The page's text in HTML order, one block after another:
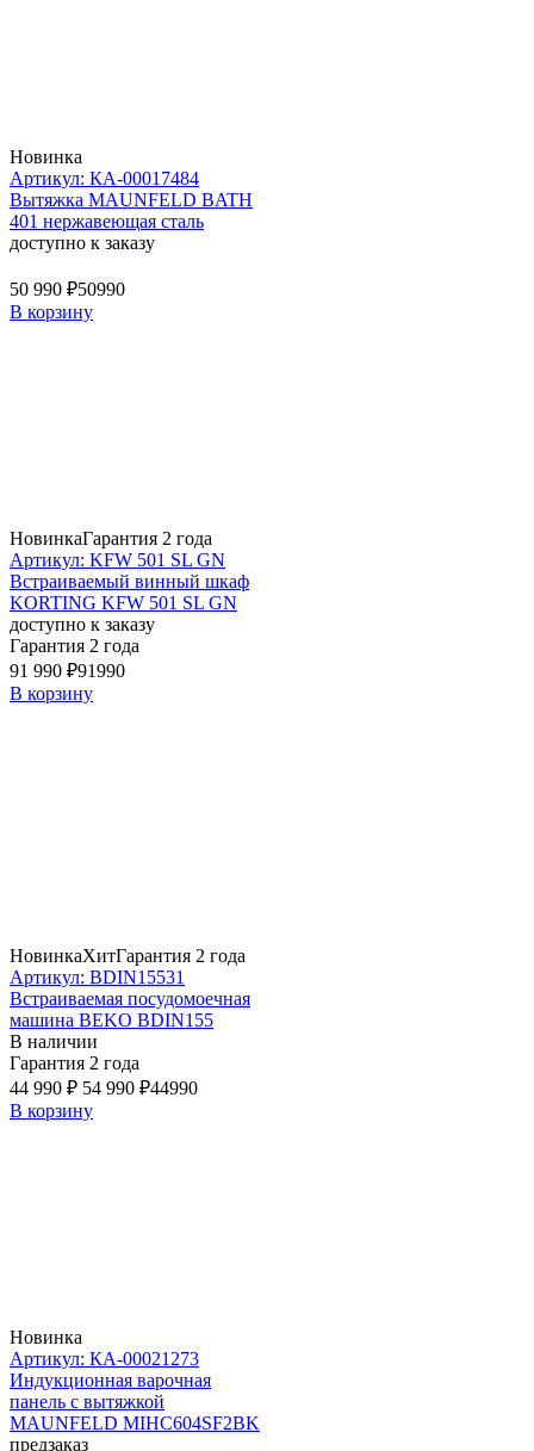
Новинка
Артикул: КА-00017484
Вытяжка MAUNFELD BATH
401 нержавеющая сталь
доступно к заказу
50 990 ₽50990
В корзину
НовинкаГарантия 2 года
Артикул: KFW 501 SL GN
Встраиваемый винный шкаф
KORTING KFW 501 SL GN
доступно к заказу
Гарантия 2 года
91 990 ₽91990
В корзину
НовинкаХитГарантия 2 года
Артикул: BDIN15531
Встраиваемая посудомоечная
машина BEKO BDIN155
В наличии
Гарантия 2 года
44 990 ₽ 54 990 ₽44990
В корзину
Новинка
Артикул: КА-00021273
Индукционная варочная
панель с вытяжкой
MAUNFELD MIHC604SF2BK
предзаказ